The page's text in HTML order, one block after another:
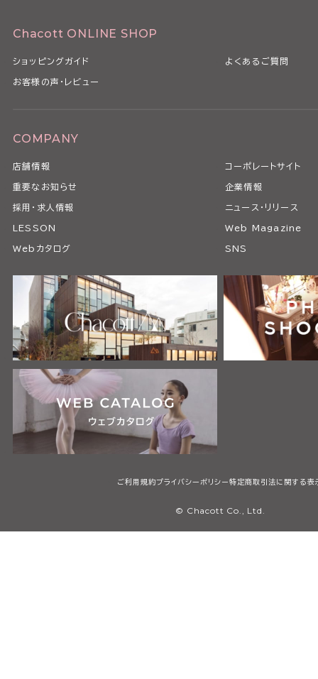
Chacott ONLINE SHOP
ショッピングガイド よくあるご質問
お客様の声・レビュー
COMPANY
店舗情報 コーポレートサイト
重要なお知らせ 企業情報
採用・求人情報 ニュース・リリース
LESSON Web Magazine
Webカタログ SNS
ご利用規約プライバシーポリシー特定商取引法に関する表
© Chacott Co., Ltd.